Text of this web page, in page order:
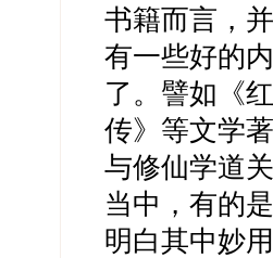
书籍而言，
有一些好的
了。譬如《
传》等文学
与修仙学道
当中，有的
明白其中妙